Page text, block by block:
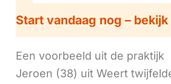
Start vandaag nog –
Een voorbeeld uit de praktijk
Jeroen (38) uit Weert